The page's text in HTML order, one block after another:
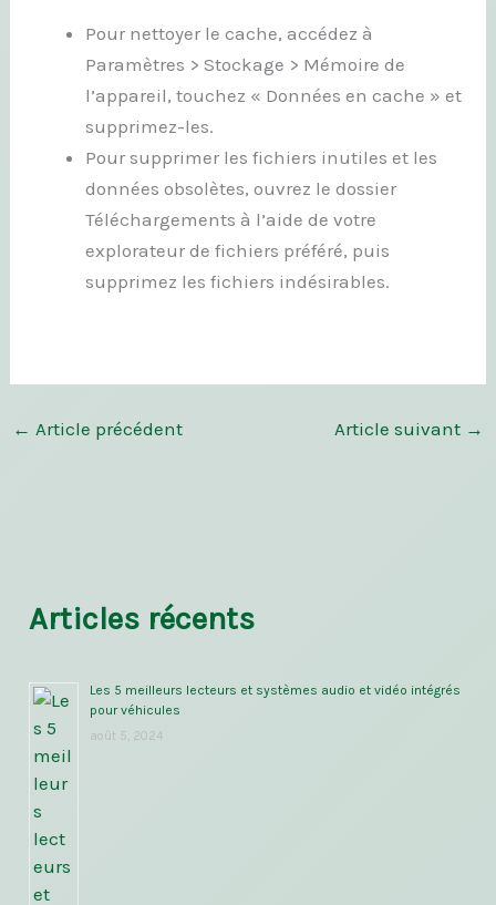
Pour nettoyer le cache, accédez à
Paramètres > Stockage > Mémoire de
l’appareil, touchez « Données en cache » et
supprimez-les.
Pour supprimer les fichiers inutiles et les
données obsolètes, ouvrez le dossier
Téléchargements à l’aide de votre
explorateur de fichiers préféré, puis
supprimez les fichiers indésirables.
← Article précédent Article suivant →
Articles récents
Les 5 meilleurs lecteurs et systèmes audio et vidéo intégrés
pour véhicules
août 5, 2024